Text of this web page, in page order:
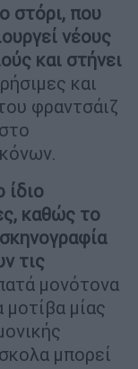
στόρι, που
νέους
και στήνει
και
φραντσάιζ
ίδιο
καθώς το
τις
μονότονα
μίας
μπορεί